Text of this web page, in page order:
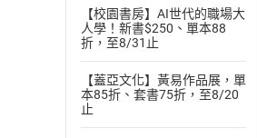
【校園書房】AI世代的職場大
人學！新書$250、單本88
折，至8/31止
【蓋亞文化】黃易作品展，單
本85折、套書75折，至8/20
止